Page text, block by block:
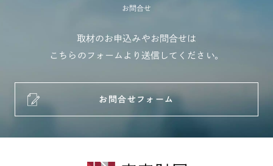
お問合せ
取材のお申込みやお問合せは
こちらのフォームより送信してください。
お問合せフォーム